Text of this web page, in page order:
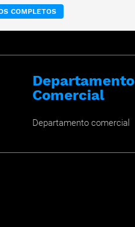
COMPLETOS
Departamento
Comercial
Departamento comercial